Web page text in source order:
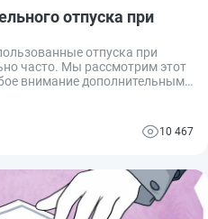
отпуска при
отпуска при
часто. Мы рассмотрим этот
внимание дополнительным
когда положена
она недопустима, какие
обратить внимание при 10 467